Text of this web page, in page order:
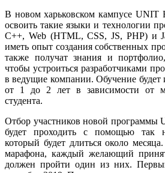
В новом харьковском кампусе UNIT
освоить такие языки и технологии
C++, Web (HTML, CSS, JS, РНР) и
иметь опыт создания собственных
также получат знания и
чтобы устроиться разработчиками
в ведущие компании. Обучение
от 1 до 2 лет в зависимости от
студента.
Отбор участников новой программы
будет проходить с помощью так
который будет длиться около
марафона, каждый желающий
должен пройти один из них.